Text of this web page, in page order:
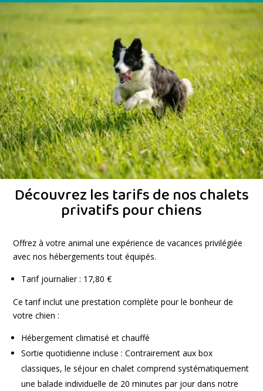
Découvrez les tarifs de nos chalets
privatifs pour chiens
Offrez à votre animal une expérience de vacances privilégiée
avec nos hébergements tout équipés.
Tarif journalier : 17,80 €
Ce tarif inclut une prestation complète pour le bonheur de
votre chien :
Hébergement climatisé et chauffé
Sortie quotidienne incluse : Contrairement aux box
classiques, le séjour en chalet comprend systématiquement
une balade individuelle de 20 minutes par jour dans notre